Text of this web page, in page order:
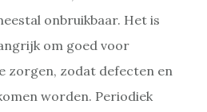
onbruikbaar. Het is
om goed voor
zorgen, zodat defecten en
worden. Periodiek